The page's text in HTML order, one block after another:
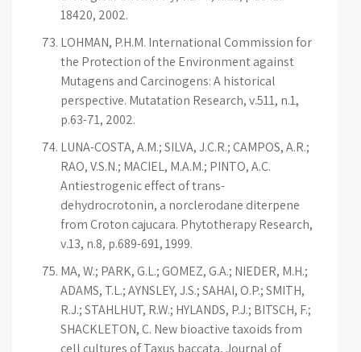
18420, 2002.
LOHMAN, P.H.M. International Commission for
the Protection of the Environment against
Mutagens and Carcinogens: A historical
perspective. Mutatation Research, v.511, n.1,
p.63-71, 2002.
LUNA-COSTA, A.M.; SILVA, J.C.R.; CAMPOS, A.R.;
RAO, V.S.N.; MACIEL, M.A.M.; PINTO, A.C.
Antiestrogenic effect of trans-
dehydrocrotonin, a norclerodane diterpene
from Croton cajucara. Phytotherapy Research,
v.13, n.8, p.689-691, 1999.
MA, W.; PARK, G.L.; GOMEZ, G.A.; NIEDER, M.H.;
ADAMS, T.L.; AYNSLEY, J.S.; SAHAI, O.P.; SMITH,
R.J.; STAHLHUT, R.W.; HYLANDS, P.J.; BITSCH, F.;
SHACKLETON, C. New bioactive taxoids from
cell cultures of Taxus baccata, Journal of